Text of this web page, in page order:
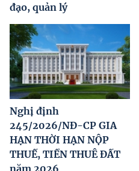
đạo, quản lý
Nghị định
245/2026/NĐ-CP GIA
HẠN THỜI HẠN NỘP
THUẾ, TIỀN THUÊ ĐẤT